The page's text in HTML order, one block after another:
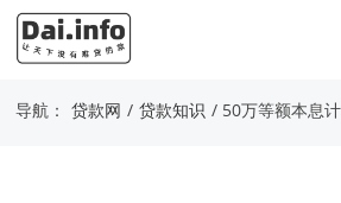
导航： 贷款网 / 贷款知识 / 50万等额本息